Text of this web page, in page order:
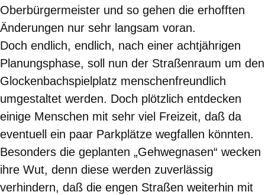
Oberbürgermeister und so gehen die erhofften
Änderungen nur sehr langsam voran.
Doch endlich, endlich, nach einer achtjährigen
Planungsphase, soll nun der Straßenraum um den
Glockenbachspielplatz menschenfreundlich
umgestaltet werden. Doch plötzlich entdecken
einige Menschen mit sehr viel Freizeit, daß da
eventuell ein paar Parkplätze wegfallen könnten.
Besonders die geplanten „Gehwegnasen“ wecken
ihre Wut, denn diese werden zuverlässig
verhindern, daß die engen Straßen weiterhin mit